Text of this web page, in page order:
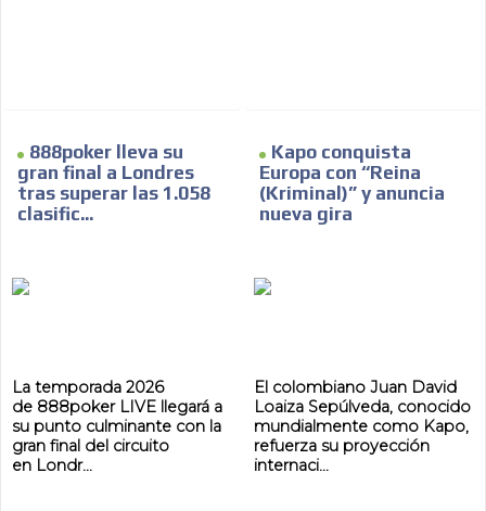
888poker lleva su
gran final a Londres
tras superar las 1.058
clasific...
La temporada 2026
de 888poker LIVE llegará a
su punto culminante con la
gran final del circuito
en Londr...
Kapo conquista
Europa con “Reina
(Kriminal)” y anuncia
nueva gira
El colombiano Juan David
Loaiza Sepúlveda, conocido
mundialmente como Kapo,
refuerza su proyección
internaci...